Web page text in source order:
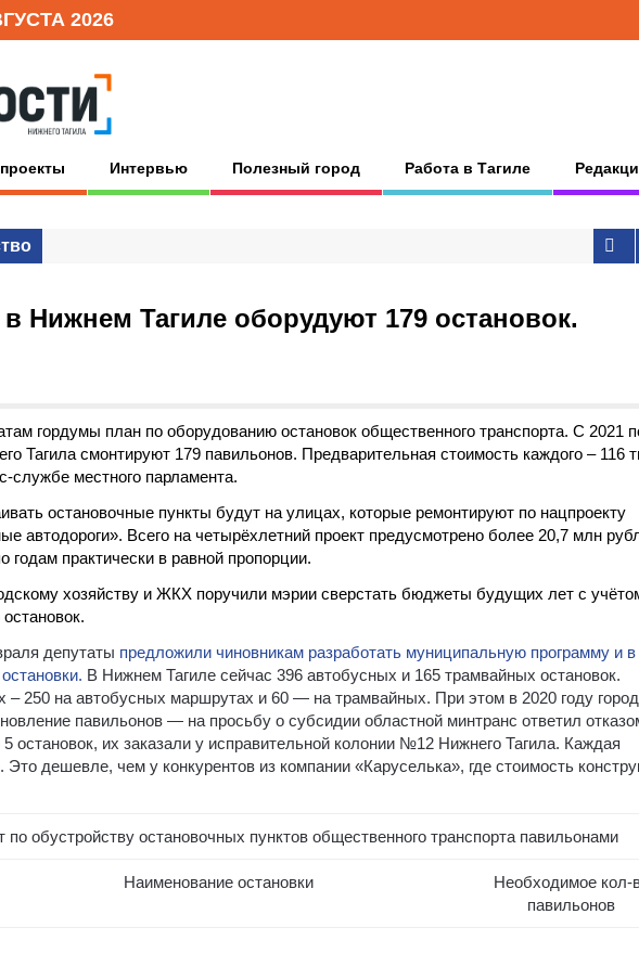
2026
Интервью Полезный город Работа в Тагиле
Нижнем Тагиле оборудуют 179 остановок.
гордумы план по оборудованию остановок общественного транспорта. С 2021
Тагила смонтируют 179 павильонов. Предварительная стоимость каждого – 116
службе местного парламента.
остановочные пункты будут на улицах, которые ремонтируют по нацпроекту
автодороги». Всего на четырёхлетний проект предусмотрено более 20,7 млн
годам практически в равной пропорции.
хозяйству и ЖКХ поручили мэрии сверстать бюджеты будущих лет с
депутаты предложили чиновникам разработать муниципальную программу и в
В Нижнем Тагиле сейчас 396 автобусных и 165 трамвайных остановок.
– 250 на автобусных маршрутах и 60 — на трамвайных. При этом в 2020 году город
павильонов — на просьбу о субсидии областной минтранс ответил
остановок, их заказали у исправительной колонии №12 Нижнего Тагила. Каждая
дешевле, чем у конкурентов из компании «Каруселька», где стоимость
по обустройству остановочных пунктов общественного транспорта павильонами
Наименование остановки
Необходимое кол-
павильонов